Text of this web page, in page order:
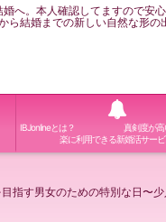
へ。本人確認してますので安
結婚までの新しい自然な形の
IBJonlineとは？ 真剣度が高い
楽に利用できる新婚活サービ
男女のための特別な日〜少